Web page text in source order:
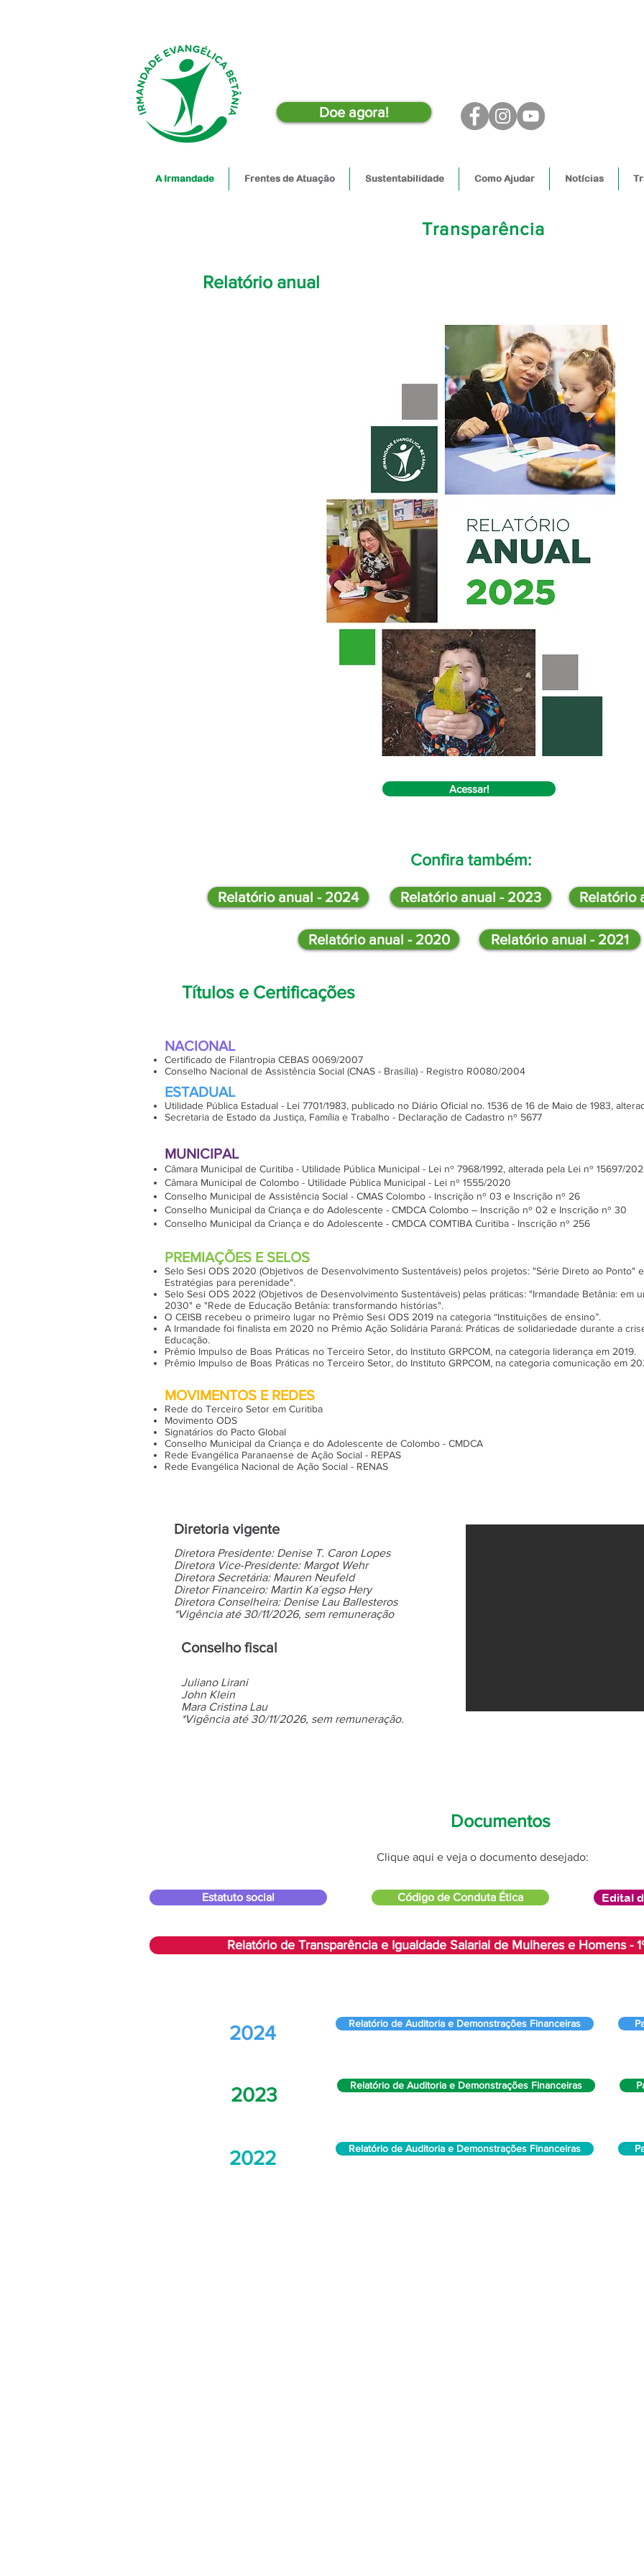
Doe agora!
A Irmandade Frentes de Atuação Sustentabilidade Como Ajudar Notícias
Transparência
Relatório anual
Acessar!
Confira também:
Relatório anual - 2024 Relatório anual - 2023 Relatório
Relatório anual - 2020 Relatório anual - 2021
Títulos e Certificações
​NACIONAL
Certificado de Filantropia CEBAS 0069/2007
Conselho Nacional de Assistência Social (CNAS - Brasília) - Registro R0080/2004
​ESTADUAL
Utilidade Pública Estadual - Lei 7701/1983, publicado no Diário Oficial no. 1536 de 16 de Maio de 1983,
Secretaria de Estado da Justiça, Família e Trabalho - Declaração de Cadastro nº 5677
​MUNICIPAL
Câmara Municipal de Curitiba - Utilidade Pública Municipal - Lei nº 7968/1992, alterada pela Lei nº 15697/
Câmara Municipal de Colombo - Utilidade Pública Municipal - Lei nº 1555/2020
Conselho Municipal de Assistência Social - CMAS Colombo - Inscrição nº 03 e Inscrição nº 26
Conselho Municipal da Criança e do Adolescente - CMDCA Colombo – Inscrição nº 02 e Inscrição nº 30
Conselho Municipal da Criança e do Adolescente - CMDCA COMTIBA Curitiba - Inscrição nº 256
​PREMIAÇÕES E SELOS
Selo Sesi ODS 2020 (Objetivos de Desenvolvimento Sustentáveis) pelos projetos: "Série Direto ao Ponto"
Estratégias para perenidade".
Selo Sesi ODS 2022 (Objetivos de Desenvolvimento Sustentáveis) pelas práticas: "Irmandade Betânia: em
2030" e "Rede de Educação Betânia: transformando histórias".
O CEISB recebeu o primeiro lugar no Prêmio Sesi ODS 2019 na categoria “Instituições de ensino”.
A Irmandade foi finalista em 2020 no Prêmio Ação Solidária Paraná: Práticas de solidariedade durante a
Educação.
Prêmio Impulso de Boas Práticas no Terceiro Setor, do Instituto GRPCOM, na categoria liderança em 2019.
Prêmio Impulso de Boas Práticas no Terceiro Setor, do Instituto GRPCOM, na categoria comunicação em
​MOVIMENTOS E REDES
Rede do Terceiro Setor em Curitiba
Movimento ODS
Signatários do Pacto Global
Conselho Municipal da Criança e do Adolescente de Colombo - CMDCA
Rede Evangélica Paranaense de Ação Social - REPAS
Rede Evangélica Nacional de Ação Social - RENAS
Diretoria vigente
Diretora Presidente: Denise T. Caron Lopes
Diretora Vice-Presidente: Margot Wehr
Diretora Secretária: Mauren Neufeld
Diretor Financeiro: Martin Ka´egso Hery
Diretora Conselheira: Denise Lau Ballesteros
*Vigência até 30/11/2026, sem remuneração
Conselho fiscal
Juliano Lirani
John Klein
Mara Cristina Lau
*Vigência até 30/11/2026, sem remuneração.​
Documentos
Clique aqui e veja o documento desejado:
Estatuto social Código de Conduta Ética Edital
Relatório de Transparência e Igualdade Salarial de Mulheres e Homens -
2024 Relatório de Auditoria e Demonstrações Financeiras
2023 Relatório de Auditoria e Demonstrações Financeiras
2022 Relatório de Auditoria e Demonstrações Financeiras